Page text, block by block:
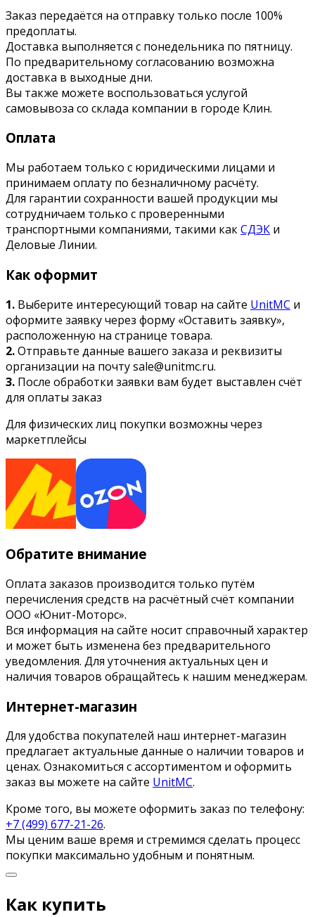
Заказ передаётся на отправку только после 100%
предоплаты.
Доставка выполняется с понедельника по пятницу.
По предварительному согласованию возможна
доставка в выходные дни.
Вы также можете воспользоваться услугой
самовывоза со склада компании в городе Клин.
Оплата
Мы работаем только с юридическими лицами и
принимаем оплату по безналичному расчёту.
Для гарантии сохранности вашей продукции мы
сотрудничаем только с проверенными
транспортными компаниями, такими какСДЭК и
Деловые Линии.
Как оформит
1. Выберите интересующий товар на сайте UnitMC и
оформите заявку через форму «Оставить заявку»,
расположенную на странице товара.
2.Отправьте данные вашего заказа и реквизиты
организации на почту sale@unitmc.ru.
3. После обработки заявки вам будет выставлен счёт
для оплаты заказ
Для физических лиц покупки возможны через
маркетплейсы
Обратите внимание
Оплата заказов производится только путём
перечисления средств на расчётный счёт компании
ООО «Юнит-Моторс».
Вся информация на сайте носит справочный характер
и может быть изменена без предварительного
уведомления. Для уточнения актуальных цен и
наличия товаров обращайтесь к нашим менеджерам.
Интернет-магазин
Для удобства покупателей наш интернет-магазин
предлагает актуальные данные о наличии товаров и
ценах. Ознакомиться с ассортиментом и оформить
заказ вы можете на сайте UnitMC.
Кроме того, вы можете оформить заказ по телефону:
+7 (499) 677-21-26.
Мы ценим ваше время и стремимся сделать процесс
покупки максимально удобным и понятным.
Как купить